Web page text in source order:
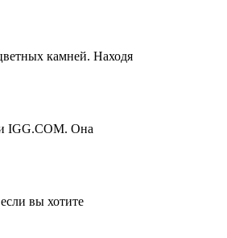
камней. Находя
IGG.COM. Она
вы хотите